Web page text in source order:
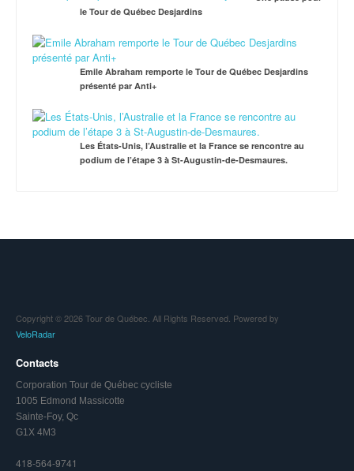
le Tour de Québec Desjardins
Emile Abraham remporte le Tour de Québec Desjardins
présenté par Anti+
Les États-Unis, l’Australie et la France se rencontre au
podium de l’étape 3 à St-Augustin-de-Desmaures.
Copyright © 2026 Tour de Québec. All Rights Reserved. Powered by
VeloRadar
Contacts
Corporation Tour de Québec cycliste
1005 Edmond Massicotte
Sainte-Foy, Qc
G1X 4M3
418-564-9741